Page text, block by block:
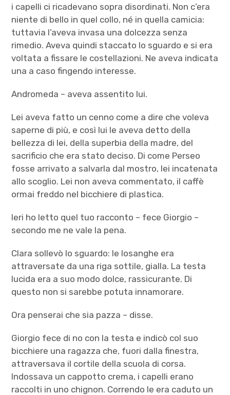
i capelli ci ricadevano sopra disordinati. Non c’era
niente di bello in quel collo, né in quella camicia:
tuttavia l’aveva invasa una dolcezza senza
rimedio. Aveva quindi staccato lo sguardo e si era
voltata a fissare le costellazioni. Ne aveva indicata
una a caso fingendo interesse.
Andromeda – aveva assentito lui.
Lei aveva fatto un cenno come a dire che voleva
saperne di più, e così lui le aveva detto della
bellezza di lei, della superbia della madre, del
sacrificio che era stato deciso. Di come Perseo
fosse arrivato a salvarla dal mostro, lei incatenata
allo scoglio. Lei non aveva commentato, il caffè
ormai freddo nel bicchiere di plastica.
Ieri ho letto quel tuo racconto – fece Giorgio –
secondo me ne vale la pena.
Clara sollevò lo sguardo: le losanghe era
attraversate da una riga sottile, gialla. La testa
lucida era a suo modo dolce, rassicurante. Di
questo non si sarebbe potuta innamorare.
Ora penserai che sia pazza – disse.
Giorgio fece di no con la testa e indicò col suo
bicchiere una ragazza che, fuori dalla finestra,
attraversava il cortile della scuola di corsa.
Indossava un cappotto crema, i capelli erano
raccolti in uno chignon. Correndo le era caduto un